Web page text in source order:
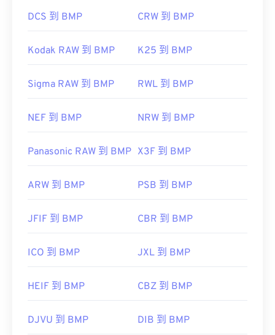
DCS 到 BMP CRW 到 BMP
Kodak RAW 到 BMP K25 到 BMP
Sigma RAW 到 BMP RWL 到 BMP
NEF 到 BMP NRW 到 BMP
Panasonic RAW 到 BMP X3F 到 BMP
ARW 到 BMP PSB 到 BMP
JFIF 到 BMP CBR 到 BMP
ICO 到 BMP JXL 到 BMP
HEIF 到 BMP CBZ 到 BMP
DJVU 到 BMP DIB 到 BMP